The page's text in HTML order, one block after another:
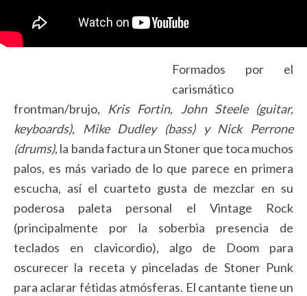
Formados por el
carismático
frontman/brujo, Kris Fortin, John Steele (guitar,
keyboards), Mike Dudley (bass) y Nick Perrone
(drums), la banda factura un Stoner que toca muchos
palos, es más variado de lo que parece en primera
escucha, así el cuarteto gusta de mezclar en su
poderosa paleta personal el Vintage Rock
(principalmente por la soberbia presencia de
teclados en clavicordio), algo de Doom para
oscurecer la receta y pinceladas de Stoner Punk
para aclarar fétidas atmósferas. El cantante tiene un